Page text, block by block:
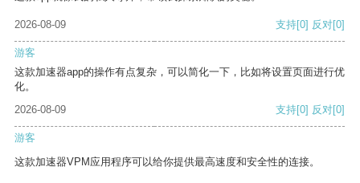
2026-08-09 支持[0] 反对[0]
游客
这款加速器app的操作有点复杂，可以简化一下，比如将设置页面进行优
化。
2026-08-09
支持[0] 反对[0]
游客
这款加速器VPM应用程序可以给你提供最高速度和安全性的连接。